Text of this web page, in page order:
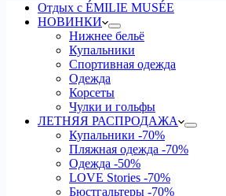
Отдых с ÉMILIE MUSÉE
НОВИНКИ
Нижнее бельё
Купальники
Спортивная одежда
Одежда
Корсеты
Чулки и гольфы
ЛЕТНЯЯ РАСПРОДАЖА
Купальники -70%
Пляжная одежда -70%
Одежда -50%
LOVE Stories -70%
Бюстгальтеры -70%